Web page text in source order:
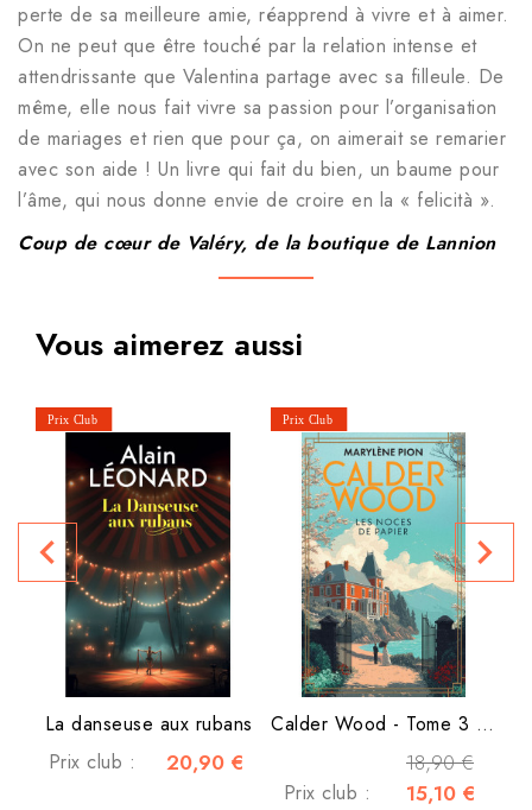
perte de sa meilleure amie, réapprend à vivre et à aimer.
On ne peut que être touché par la relation intense et
attendrissante que Valentina partage avec sa filleule. De
même, elle nous fait vivre sa passion pour l’organisation
de mariages et rien que pour ça, on aimerait se remarier
avec son aide ! Un livre qui fait du bien, un baume pour
l’âme, qui nous donne envie de croire en la « felicità ».
Coup de cœur de Valéry, de la boutique de Lannion
Vous aimerez aussi
La danseuse aux rubans
Prix club :
20,90 €
Calder Wood - Tome 3 - Les...
18,90 €
Prix club : 15,10 €
navigate_before navigate_next